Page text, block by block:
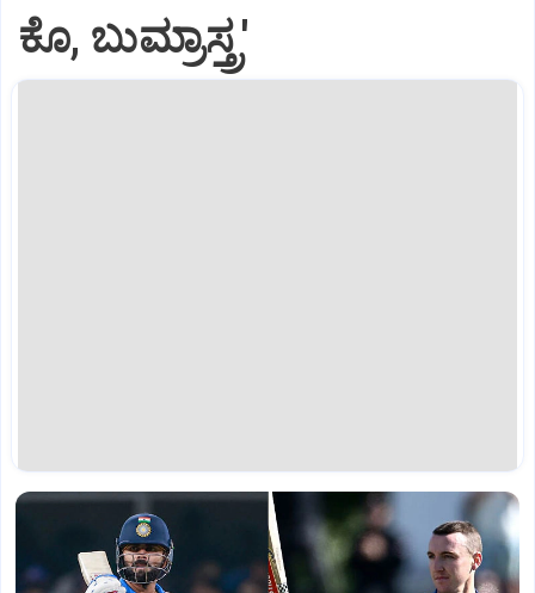
ಕೊ, ಬುಮ್ರಾಸ್ತ್ರ'